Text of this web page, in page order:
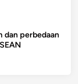
dan perbedaan